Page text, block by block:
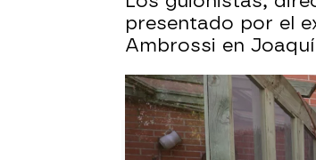
presentado por el
Ambrossi en
VÍDEO INÉDITO: